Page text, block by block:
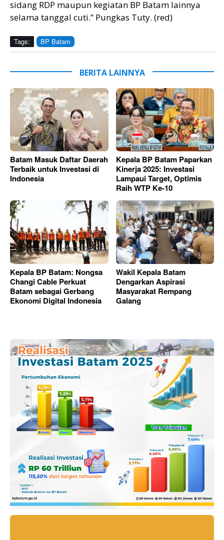
sidang RDP maupun kegiatan BP Batam lainnya
selama tanggal cuti.” Pungkas Tuty. (red)
Tags: BP Batam
BERITA LAINNYA
Batam Masuk Daftar Daerah
Terbaik untuk Investasi di
Indonesia
Kepala BP Batam Paparkan
Kinerja 2025: Investasi
Lampaui Target, Optimis
Raih WTP Ke-10
Kepala BP Batam: Nongsa
Changi Cable Perkuat
Batam sebagai Gerbang
Ekonomi Digital Indonesia
Wakil Kepala Batam
Dengarkan Aspirasi
Masyarakat Rempang
Galang